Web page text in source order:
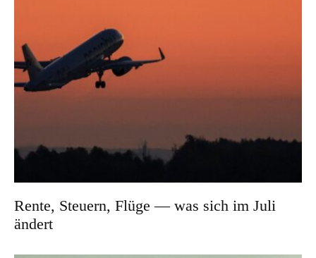
Rente, Steuern, Flüge — was sich im Juli
ändert